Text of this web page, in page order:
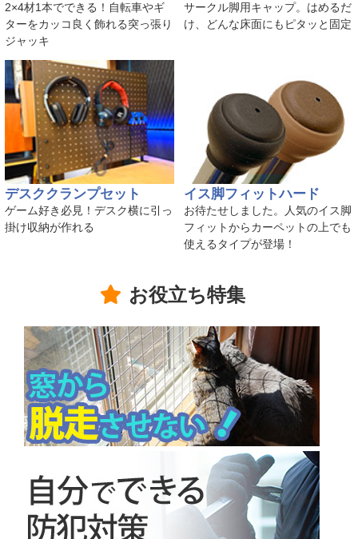
2×4材1本でできる！自転車やギ
ターをカッコ良く飾れる突っ張り
ジャッキ
サークル脚用キャップ。はめるだ
け、どんな床面にもピタッと固定
デスククランプセット
ゲーム好き必見！デスク横に引っ
掛け収納が作れる
イス脚フィットハード
お待たせしました。人気のイス脚
フィットからカーペットの上でも
使えるタイプが登場！
お役立ち特集